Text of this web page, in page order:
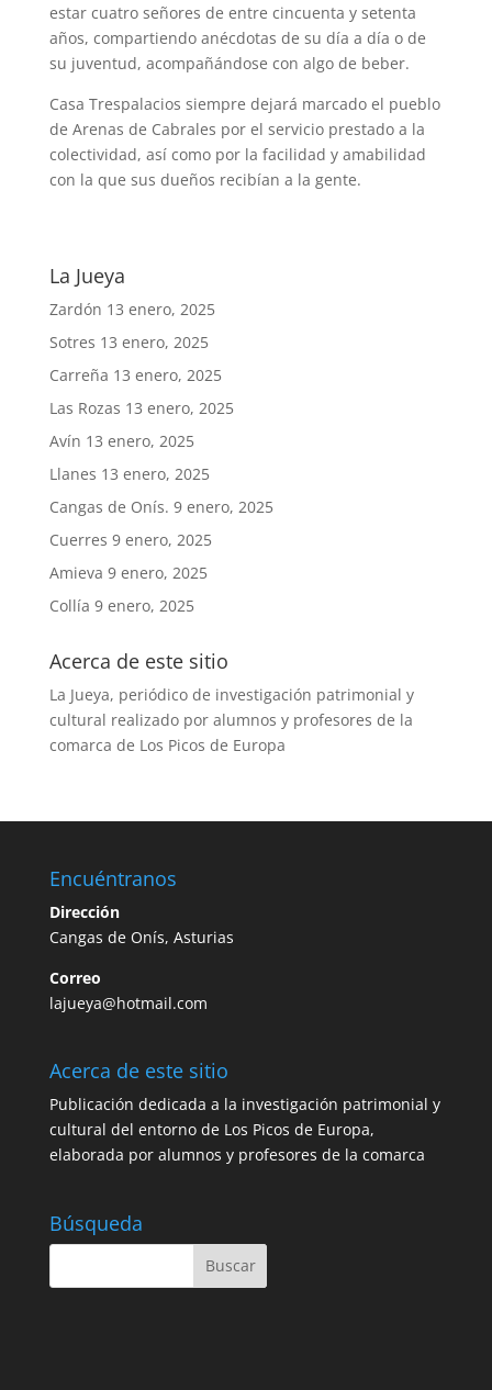
estar cuatro señores de entre cincuenta y setenta
años, compartiendo anécdotas de su día a día o de
su juventud, acompañándose con algo de beber.
Casa Trespalacios siempre dejará marcado el pueblo
de Arenas de Cabrales por el servicio prestado a la
colectividad, así como por la facilidad y amabilidad
con la que sus dueños recibían a la gente.
La Jueya
Zardón 13 enero, 2025
Sotres 13 enero, 2025
Carreña 13 enero, 2025
Las Rozas 13 enero, 2025
Avín 13 enero, 2025
Llanes 13 enero, 2025
Cangas de Onís. 9 enero, 2025
Cuerres 9 enero, 2025
Amieva 9 enero, 2025
Collía 9 enero, 2025
Acerca de este sitio
La Jueya, periódico de investigación patrimonial y
cultural realizado por alumnos y profesores de la
comarca de Los Picos de Europa
Encuéntranos
Dirección
Cangas de Onís, Asturias
Correo
lajueya@hotmail.com
Acerca de este sitio
Publicación dedicada a la investigación patrimonial y
cultural del entorno de Los Picos de Europa,
elaborada por alumnos y profesores de la comarca
Búsqueda